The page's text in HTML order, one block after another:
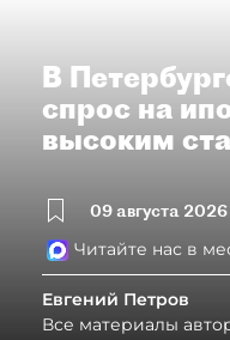
В
спрос на
высоким
09 августа 2026
Читайте нас в
Евгений Петров
Все материалы